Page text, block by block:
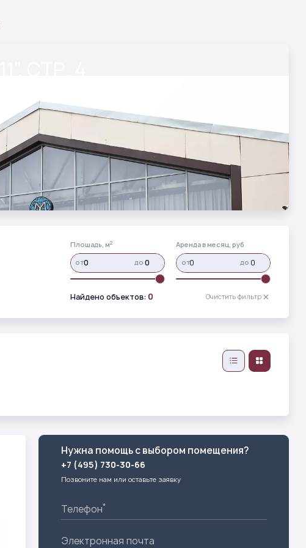
Площадь, м2
от до
Аренда в месяц, руб
от до
Найдено объектов: 0 Очистить фильтр
Нужна помощь с выбором помещения?
+7 (495) 730-30-66
Позвоните нам или оставьте заявку
Телефон*
Электронная почта